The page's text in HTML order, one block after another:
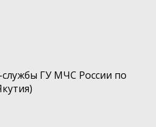
службы ГУ МЧС России по